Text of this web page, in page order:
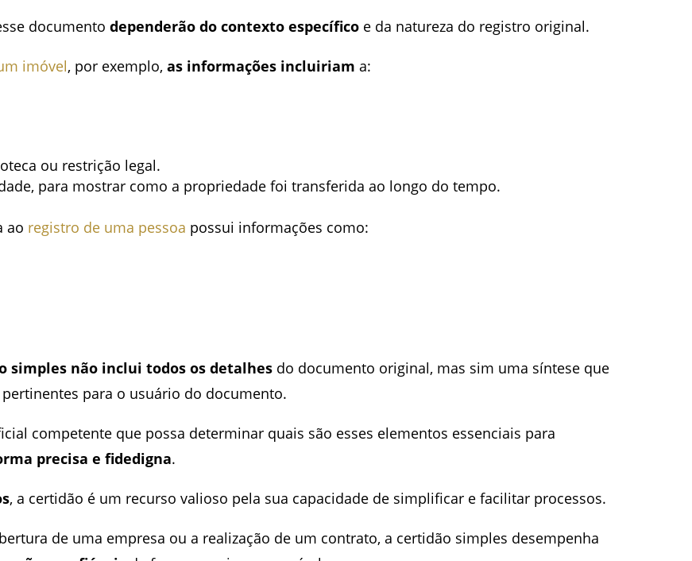
documento dependerão do contexto específico e da natureza do registro original.
imóvel, por exemplo, as informações incluiriam a:
ou restrição legal.
para mostrar como a propriedade foi transferida ao longo do tempo.
ao registro de uma pessoa possui informações como:
simples não inclui todos os detalhes do documento original, mas sim uma síntese que
para o usuário do documento.
competente que possa determinar quais são esses elementos essenciais para
precisa e fidedigna.
, a certidão é um recurso valioso pela sua capacidade de simplificar e facilitar processos.
de uma empresa ou a realização de um contrato, a certidão simples desempenha